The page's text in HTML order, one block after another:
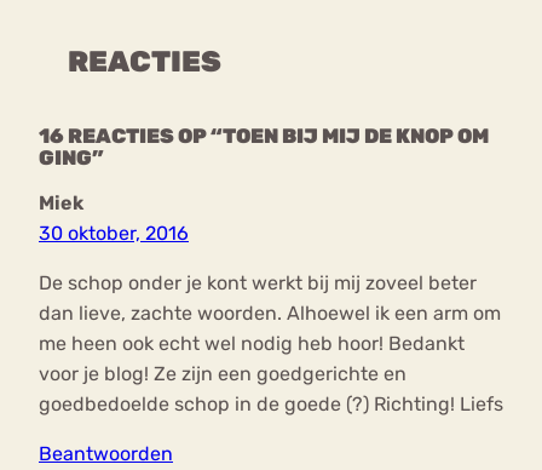
REACTIES
16 REACTIES OP “TOEN BIJ MIJ DE KNOP OM
GING”
Miek
30 oktober, 2016
De schop onder je kont werkt bij mij zoveel beter
dan lieve, zachte woorden. Alhoewel ik een arm om
me heen ook echt wel nodig heb hoor! Bedankt
voor je blog! Ze zijn een goedgerichte en
goedbedoelde schop in de goede (?) Richting! Liefs
Beantwoorden